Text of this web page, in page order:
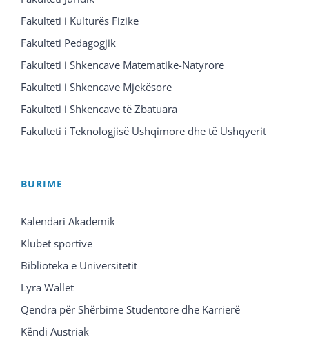
Fakulteti i Kulturës Fizike
Fakulteti Pedagogjik
Fakulteti i Shkencave Matematike-Natyrore
Fakulteti i Shkencave Mjekësore
Fakulteti i Shkencave të Zbatuara
Fakulteti i Teknologjisë Ushqimore dhe të Ushqyerit
BURIME
Kalendari Akademik
Klubet sportive
Biblioteka e Universitetit
Lyra Wallet
Qendra për Shërbime Studentore dhe Karrierë
Këndi Austriak